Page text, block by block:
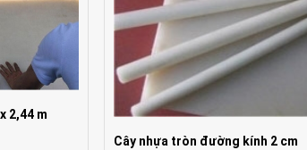
2,44 m
Cây nhựa tròn đường kính 2 cm